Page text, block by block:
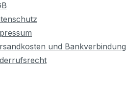
und Bankverbindung